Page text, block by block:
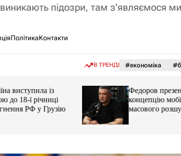
підозри, там з'являємося ми
ПолітикаКонтакти
В ТРЕНДІ #економіка
виступила із
до 18-ї річниці
РФ у Грузію
Федоров
концепцію
масового